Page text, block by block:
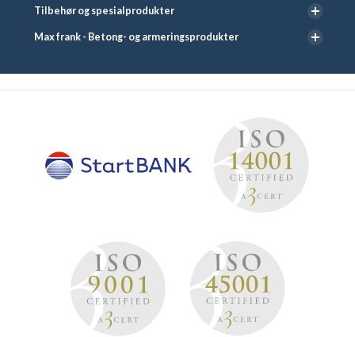
Tilbehør og spesialprodukter
Max frank - Betong- og armeringsprodukter